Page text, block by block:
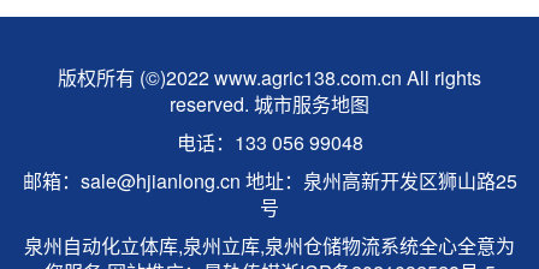
版权所有 (©)2022 www.agric138.com.cn All rights
reserved. 城市服务地图
电话：133 056 99048
邮箱：sale@hjianlong.cn 地址：泉州高新开发区狮山路25
号
泉州自动化立体库,泉州立库,泉州仓储物流系统全心全意为